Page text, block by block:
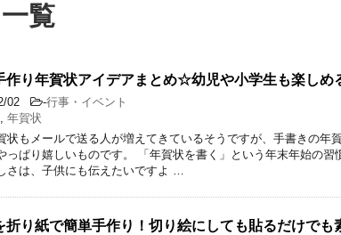
覧
作り年賀状アイデアまとめ☆幼児や小学生も楽しめ
02 -行事・イベント
, 年賀状
状もメールで送る人が増えてきているそうですが、手書きの年
っぱり嬉しいものです。 「年賀状を書く」という年末年始の習
さは、子供にも伝えたいですよ …
折り紙で簡単手作り！切り絵にしても貼るだけで